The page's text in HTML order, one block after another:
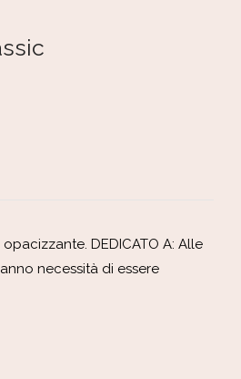
DEDICATO A: Alle
necessità di essere